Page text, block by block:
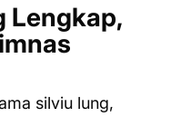
Lengkap,
silviu lung,